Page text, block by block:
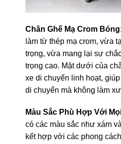
Chân Ghế Mạ Crom
làm từ thép mạ crom, vừa
trọng, vừa mang lại sự
trọng cao. Mặt dưới của
xe di chuyển linh hoạt,
di chuyển mà không làm
Màu Sắc Phù Hợp Với
có các màu sắc như xám
kết hợp với các phong